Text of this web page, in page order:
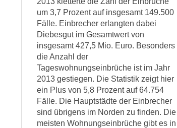
um 3,7 Prozent auf insgesamt 149.500
Fälle. Einbrecher erlangten dabei
Diebesgut im Gesamtwert von
insgesamt 427,5 Mio. Euro. Besonders
die Anzahl der
Tageswohnungseinbrüche ist im Jahr
2013 gestiegen. Die Statistik zeigt hier
ein Plus von 5,8 Prozent auf 64.754
Fälle. Die Hauptstädte der Einbrecher
sind übrigens im Norden zu finden. Die
meisten Wohnungseinbrüche gibt es in